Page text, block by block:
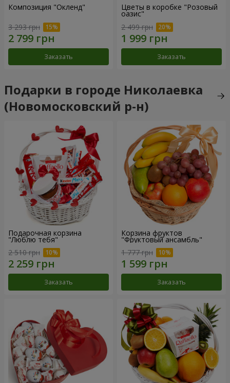
Композиция "Окленд"
3 293 грн
Заказать
Цветы в коробке "Розовый
оазис"
2 499 грн
Заказать
Подарки в городе Николаевка
(Новомосковский р-н)
Подарочная корзина
"Люблю тебя"
2 510 грн
Заказать
Корзина фруктов
"Фруктовый ансамбль"
1 777 грн
Заказать